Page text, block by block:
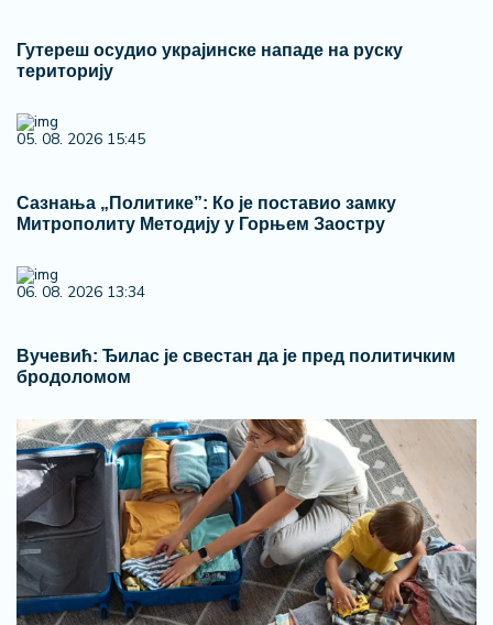
Гутереш осудио украјинске нападе на руску
територију
05. 08. 2026 15:45
Сазнања „Политике”: Ко је поставио замку
Митрополиту Методију у Горњем Заостру
06. 08. 2026 13:34
Вучевић: Ђилас је свестан да је пред политичким
бродоломом